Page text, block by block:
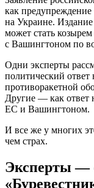
как предупреждение
на Украине.
может стать
с Вашингтоном по
Одни эксперты
политический
противоракетной
Другие — как ответ
ЕС и Вашингтоном.
И все же у многих
чем страх.
Эксперты —